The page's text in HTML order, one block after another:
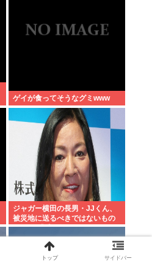
ゲイが食ってそうなグミwww
ジャガー横田の長男・JJくん、
被災地に送るべきではないもの
とは？ 「千羽鶴… めちゃくちゃ
迷惑らしい」
トップ サイドバー